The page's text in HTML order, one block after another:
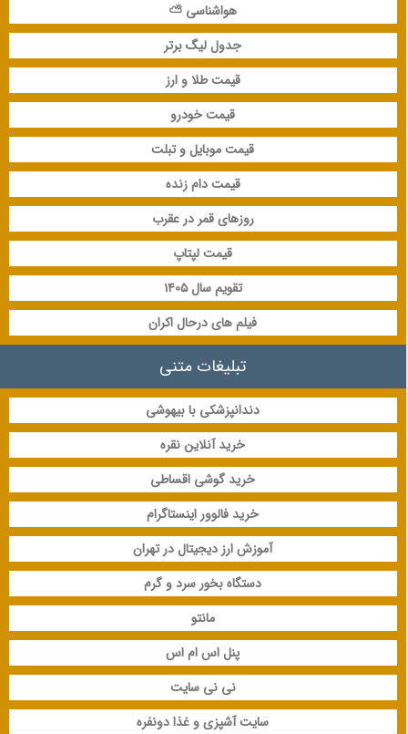
هواشناسی ⛅
جدول لیگ برتر
قیمت طلا و ارز
قیمت خودرو
قیمت موبایل و تبلت
قیمت دام زنده
روزهای قمر در عقرب
قیمت لپتاپ
تقویم سال 1405
فیلم های درحال اکران
تبلیغات متنی
دندانپزشکی با بیهوشی
خرید آنلاین نقره
خرید گوشی اقساطی
خرید فالوور اینستاگرام
آموزش ارز دیجیتال در تهران
دستگاه بخور سرد و گرم
مانتو
پنل اس ام اس
نی نی سایت
سایت آشپزی و غذا دونفره